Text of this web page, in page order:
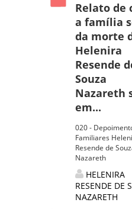
Relato de
a família
da morte
Helenira
Resende
Souza
Nazareth
em...
020 -
Familiares
Resende de
Nazareth
HELENIRA
RESENDE DE
NAZARETH